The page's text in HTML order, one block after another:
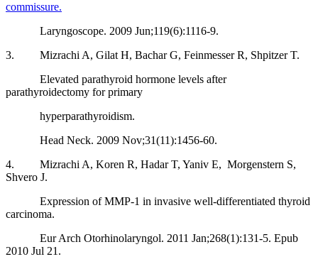
commissure.
Laryngoscope. 2009 Jun;119(6):1116-9.
3. Mizrachi A, Gilat H, Bachar G, Feinmesser R, Shpitzer T.
Elevated parathyroid hormone levels after
parathyroidectomy for primary
hyperparathyroidism.
Head Neck. 2009 Nov;31(11):1456-60.
4. Mizrachi A, Koren R, Hadar T, Yaniv E, Morgenstern S,
Shvero J.
Expression of MMP-1 in invasive well-differentiated thyroid
carcinoma.
Eur Arch Otorhinolaryngol. 2011 Jan;268(1):131-5. Epub
2010 Jul 21.